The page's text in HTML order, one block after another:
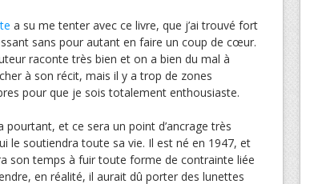
a su metenter avec ce livre, que j’ai trouvé fort
sans pour autant en faire un coup de cœur.
raconte très bien et on a bien du mal à
à son récit, mais il y a trop de zones
pour que je sois totalement enthousiaste.
et ce sera un point d’ancrage très
le soutiendra toute sa vie. Il est né en 1947, et
son temps à fuir toute forme de contrainte liée
en réalité, il aurait dû porter des lunettes